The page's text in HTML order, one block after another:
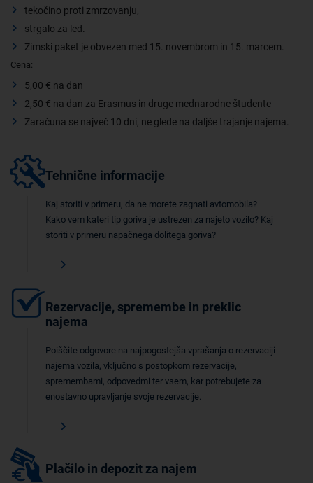
tekočino proti zmrzovanju,
strgalo za led.
Zimski paket je obvezen med 15. novembrom in 15. marcem.
Cena:
5,00 € na dan
2,50 € na dan za Erasmus in druge mednarodne študente
Zaračuna se največ 10 dni, ne glede na daljše trajanje najema.
Tehnične informacije
Kaj storiti v primeru, da ne morete zagnati avtomobila?
Kako vem kateri tip goriva je ustrezen za najeto vozilo? Kaj
storiti v primeru napačnega dolitega goriva?
Rezervacije, spremembe in preklic
najema
Poiščite odgovore na najpogostejša vprašanja o rezervaciji
najema vozila, vključno s postopkom rezervacije,
spremembami, odpovedmi ter vsem, kar potrebujete za
enostavno upravljanje svoje rezervacije.
Plačilo in depozit za najem